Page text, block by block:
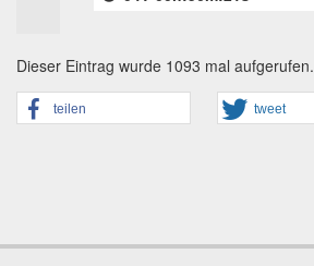
Dieser Eintrag wurde 1093 mal aufgerufen.
teilen tweet